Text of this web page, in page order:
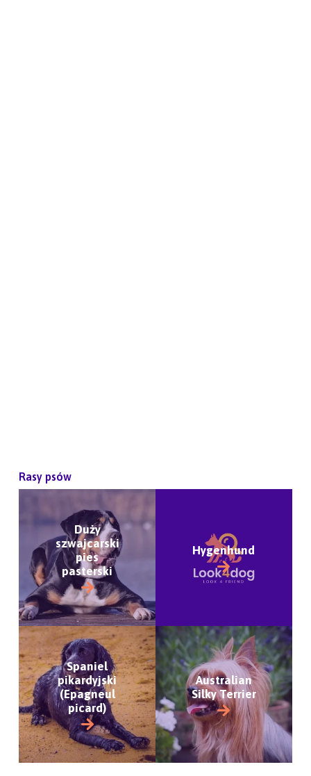
Rasy psów
Duży
szwajcarski
pies
pasterski
Hygenhund
Spaniel
pikardyjski
(Epagneul
picard)
Australian
Silky Terrier